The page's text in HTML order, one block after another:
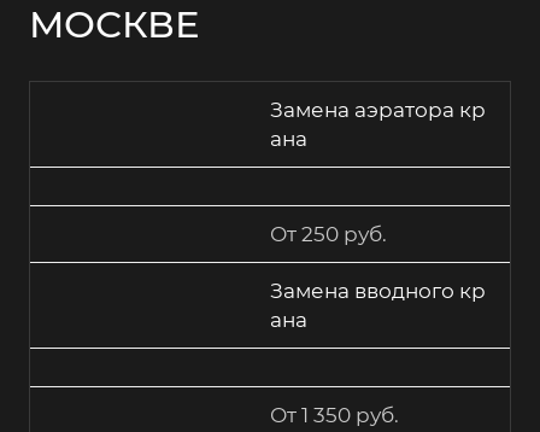
МОСКВЕ
Замена аэратора кр
ана
От 250 руб.
Замена вводного кр
ана
От 1 350 руб.